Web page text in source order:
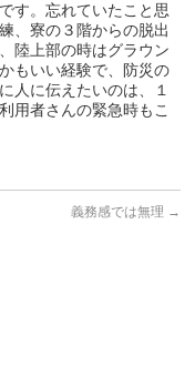
す。忘れていたこと思
、寮の３階からの脱出
陸上部の時はグラウン
もいい経験で、防災の
人に伝えたいのは、１
用者さんの緊急時もこ
義務感では無理 →